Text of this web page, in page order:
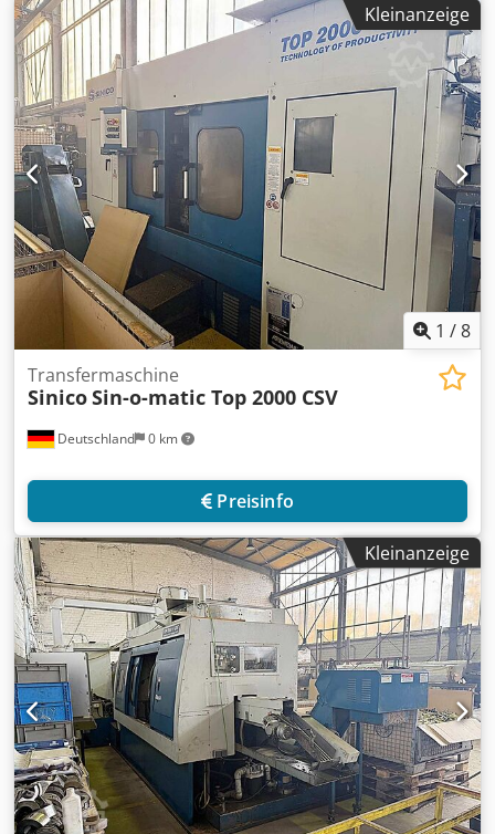
Kleinanzeige
1 /8
Deutschland 0 km
Transfermaschine
SinicoSin-o-matic Top 2000 CSV
Preisinfo
Kleinanzeige